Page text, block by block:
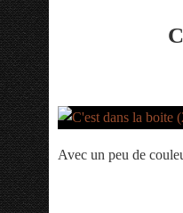
Avec un peu de